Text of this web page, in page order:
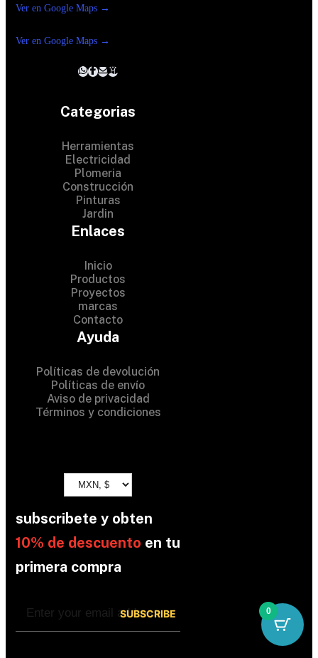
Ver en Google Maps →
Ver en Google Maps →
Categorias
Herramientas
Electricidad
Plomeria
Construcción
Pinturas
Jardin
Enlaces
Inicio
Productos
Proyectos
marcas
Contacto
Ayuda
Políticas de devolución
Políticas de envío
Aviso de privacidad
Términos y condiciones
subscribete y obten
10% de descuento en tu
primera compra
0